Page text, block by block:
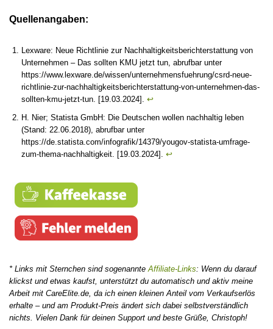
Quellenangaben:
Lexware: Neue Richtlinie zur Nachhaltigkeits­bericht­erstattung von
Unternehmen – Das sollten KMU jetzt tun, abrufbar unter
https://www.lexware.de/wissen/unternehmensfuehrung/csrd-neue-
richtlinie-zur-nachhaltigkeitsberichterstattung-von-unternehmen-das-
sollten-kmu-jetzt-tun. [19.03.2024]. ↩︎
H. Nier; Statista GmbH: Die Deutschen wollen nachhaltig leben
(Stand: 22.06.2018), abrufbar unter
https://de.statista.com/infografik/14379/yougov-statista-umfrage-
zum-thema-nachhaltigkeit. [19.03.2024]. ↩︎
* Links mit Sternchen sind sogenannteAffiliate-Links: Wenn du darauf
klickst und etwas kaufst, unterstützt du automatisch und aktiv meine
Arbeit mit CareElite.de, da ich einen kleinen Anteil vom Verkaufserlös
erhalte – und am Produkt-Preis ändert sich dabei selbstverständlich
nichts. Vielen Dank für deinen Support und beste Grüße, Christoph!